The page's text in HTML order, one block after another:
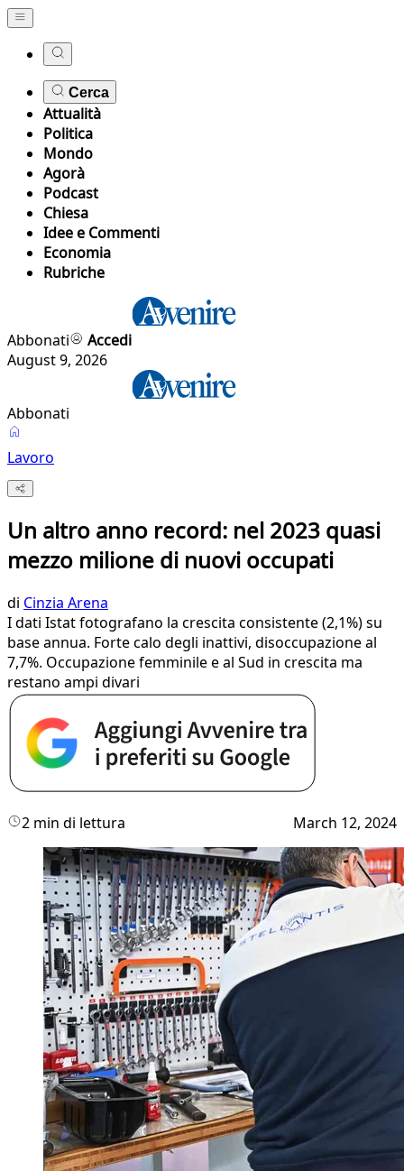
Cerca
Attualità
Politica
Mondo
Agorà
Podcast
Chiesa
Idee e Commenti
Economia
Rubriche
Abbonati
Accedi
August 9, 2026
Abbonati
Lavoro
Un altro anno record: nel 2023 quasi
mezzo milione di nuovi occupati
di Cinzia Arena
I dati Istat fotografano la crescita consistente (2,1%) su
base annua. Forte calo degli inattivi, disoccupazione al
7,7%. Occupazione femminile e al Sud in crescita ma
restano ampi divari
2 min di lettura March 12, 2024